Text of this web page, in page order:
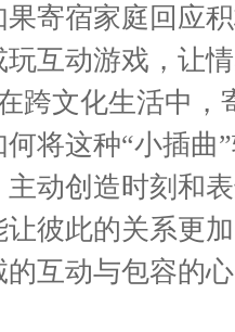
寄宿家庭回应
互动游戏，让
跨文化生活中，
将这种“小插曲
动创造时刻和
彼此的关系更加
互动与包容的心